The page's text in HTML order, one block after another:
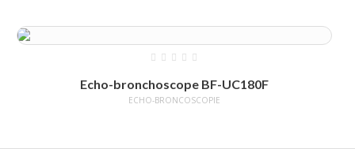
Echo-bronchoscope BF-UC180F
ECHO-BRONCOSCOPIE